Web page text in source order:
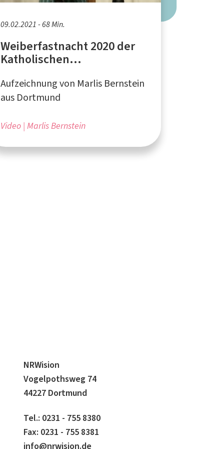
09.02.2021 - 68 Min.
Weiberfastnacht 2020 der
Katholischen
Bodelschwingh,
Westerfilde, Dingen - Teil 2
Aufzeichnung von Marlis Bernstein
aus Dortmund
Video Marlis Bernstein
NRWision
Vogelpothsweg 74
44227 Dortmund
Tel.: 0231 - 755 8380
Fax: 0231 - 755 8381
info@nrwision.de